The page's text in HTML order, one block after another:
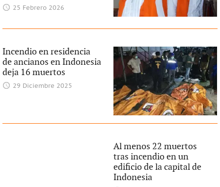
25 Febrero 2026
Incendio en residencia
de ancianos en Indonesia
deja 16 muertos
29 Diciembre 2025
Al menos 22 muertos
tras incendio en un
edificio de la capital de
Indonesia